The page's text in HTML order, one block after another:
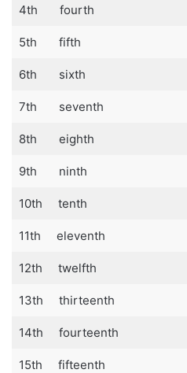
4th fourth
5th fifth
6th sixth
7th seventh
8th eighth
9th ninth
10th tenth
11th eleventh
12th twelfth
13th thirteenth
14th fourteenth
15th fifteenth